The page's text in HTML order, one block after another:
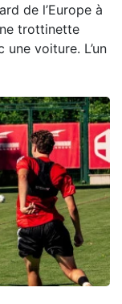
de l’Europe à
trottinette
voiture. L’un